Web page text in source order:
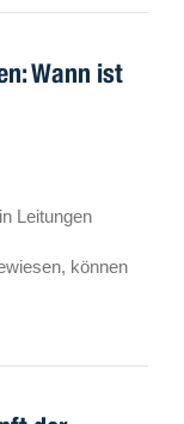
Wann ist
Leitungen
können
und